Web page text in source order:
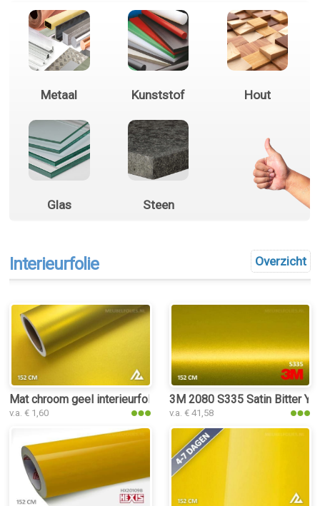
Metaal Kunststof Hout
Glas Steen
Overzicht
Interieurfolie
Mat chroom geel interieurfolie
v.a. € 1,60
3M 2080 S335 Satin Bitter
v.a. € 41,58